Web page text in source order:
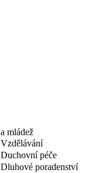
a mládež
Vzdělávání
Duchovní péče
Dluhové poradenství